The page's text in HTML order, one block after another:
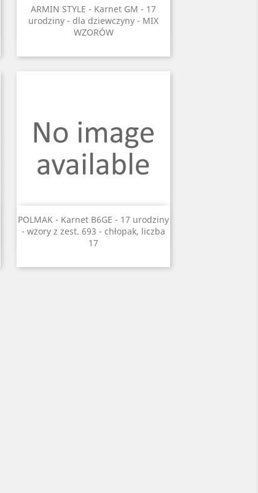
ARMIN STYLE - Karnet GM - 17
urodziny - dla dziewczyny - MIX
WZORÓW
Szybki podgląd
POLMAK - Karnet B6GE - 17 urodziny
- wzory z zest. 693 - chłopak, liczba
17
Szybki podgląd